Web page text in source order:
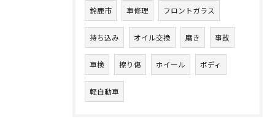
鈴鹿市 車修理 フロントガラス
持ち込み オイル交換 磨き 事故
車検 擦り傷 ホイール ボディ
軽自動車